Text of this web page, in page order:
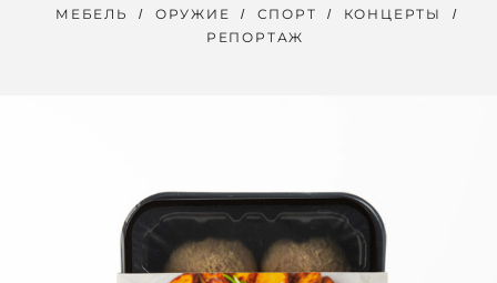
МЕБЕЛЬ
ОРУЖИЕ СПОРТ
КОНЦЕРТЫ
РЕПОРТАЖ